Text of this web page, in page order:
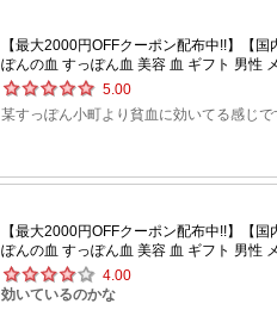
【最大2000円OFFクーポン配布中!!】【
ぽんの血 すっぽん血 美容 血 ギフト 男性
5.00
某すっぽん小町より貧血に効いてる感じ
【最大2000円OFFクーポン配布中!!】【
ぽんの血 すっぽん血 美容 血 ギフト 男性
4.00
効いているのかな